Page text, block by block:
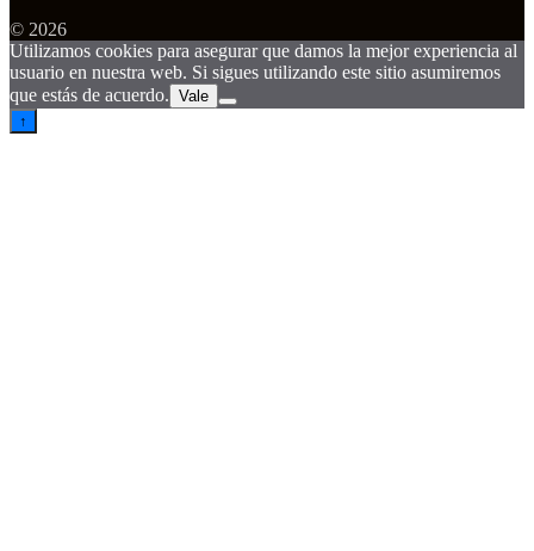
© 2026
Utilizamos cookies para asegurar que damos la mejor experiencia al
usuario en nuestra web. Si sigues utilizando este sitio asumiremos
que estás de acuerdo. Vale
↑